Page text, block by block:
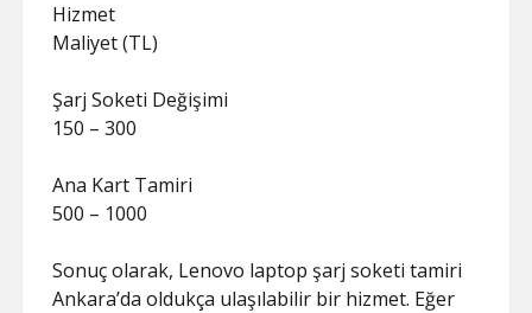
Hizmet
Maliyet (TL)
Şarj Soketi Değişimi
150 – 300
Ana Kart Tamiri
500 – 1000
Sonuç olarak, Lenovo laptop şarj soketi tamiri
Ankara’da oldukça ulaşılabilir bir hizmet. Eğer